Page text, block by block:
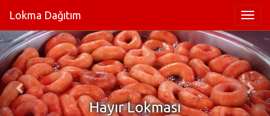
Lokma Dağıtım
Hayır Lokması